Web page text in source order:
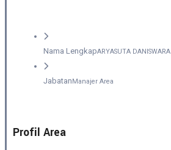
Nama LengkapARYASUTA DANISWARA
JabatanManajer Area
Profil Area